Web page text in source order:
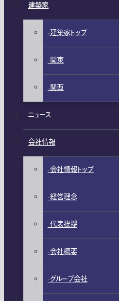
建築家
建築家トップ
関東
関西
ニュース
会社情報
会社情報トップ
経営理念
代表挨拶
会社概要
グループ会社